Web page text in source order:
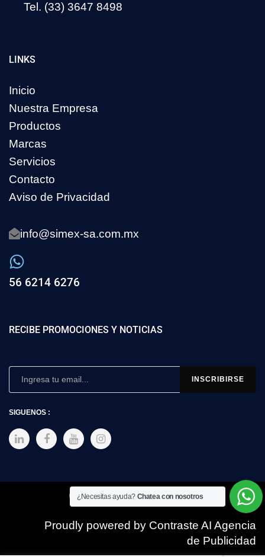
Tel. (33) 3647 8498
LINKS
Inicio
Nuestra Empresa
Productos
Marcas
Servicios
Contacto
Aviso de Privacidad
info@simex-sa.com.mx
56 6214 6276
RECIBE PROMOCIONES Y NOTICIAS
SIGUENOS :
Copyright © 2025 SIMEX
Proudly powered by Contraste AI Agencia
de Publicidad
¿Necesitas ayuda? Chatea con nosotros